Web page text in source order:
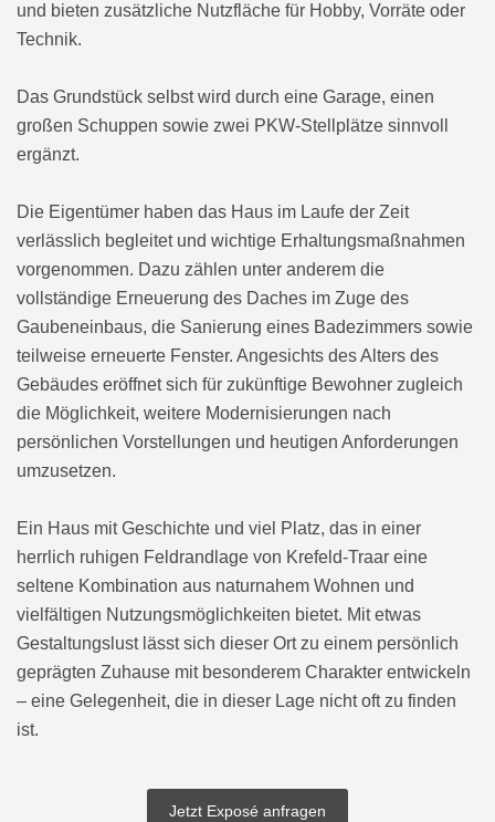
und bieten zusätzliche Nutzfläche für Hobby, Vorräte oder
Technik.
Das Grundstück selbst wird durch eine Garage, einen
großen Schuppen sowie zwei PKW-Stellplätze sinnvoll
ergänzt.
Die Eigentümer haben das Haus im Laufe der Zeit
verlässlich begleitet und wichtige Erhaltungsmaßnahmen
vorgenommen. Dazu zählen unter anderem die
vollständige Erneuerung des Daches im Zuge des
Gaubeneinbaus, die Sanierung eines Badezimmers sowie
teilweise erneuerte Fenster. Angesichts des Alters des
Gebäudes eröffnet sich für zukünftige Bewohner zugleich
die Möglichkeit, weitere Modernisierungen nach
persönlichen Vorstellungen und heutigen Anforderungen
umzusetzen.
Ein Haus mit Geschichte und viel Platz, das in einer
herrlich ruhigen Feldrandlage von Krefeld-Traar eine
seltene Kombination aus naturnahem Wohnen und
vielfältigen Nutzungsmöglichkeiten bietet. Mit etwas
Gestaltungslust lässt sich dieser Ort zu einem persönlich
geprägten Zuhause mit besonderem Charakter entwickeln
– eine Gelegenheit, die in dieser Lage nicht oft zu finden
ist.
Jetzt Exposé anfragen